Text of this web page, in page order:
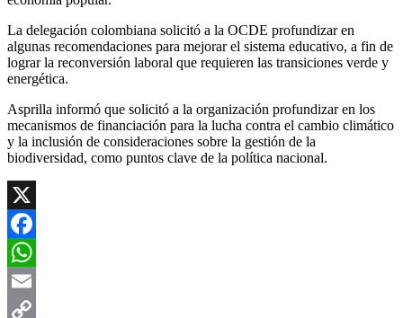
La delegación colombiana solicitó a la OCDE profundizar en
algunas recomendaciones para mejorar el sistema educativo, a fin de
lograr la reconversión laboral que requieren las transiciones verde y
energética.
Asprilla informó que solicitó a la organización profundizar en los
mecanismos de financiación para la lucha contra el cambio climático
y la inclusión de consideraciones sobre la gestión de la
biodiversidad, como puntos clave de la política nacional.
X
Facebook
WhatsApp
Email